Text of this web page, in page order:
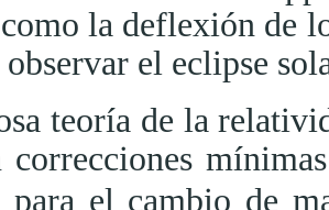
la deflexión de
el eclipse
teoría de la
correcciones
para el cambio de